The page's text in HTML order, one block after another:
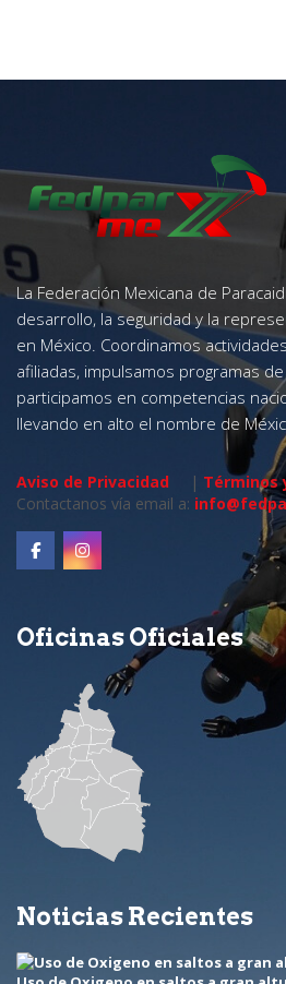
La Federación Mexicana de
desarrollo, la seguridad y la
en México. Coordinamos
afiliadas, impulsamos programas
participamos en competencias
llevando en alto el nombre de
Aviso de Privacidad | Términos
Contactanos vía email a:
Oficinas Oficiales
Noticias Recientes